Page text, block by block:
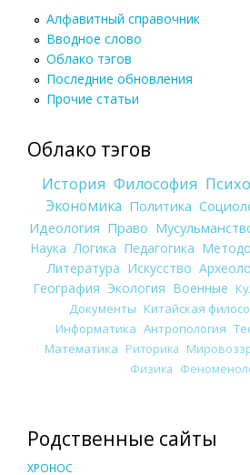
Алфавитный справочник
Вводное слово
Облако тэгов
Последние обновления
Прочие статьи
Облако тэгов
История Философия
Экономика Политика
Идеология Право
Наука Логика Педагогика
Литература Искусство
География Экология Военные
Документы Китайская
Информатика Антропология
Математика Риторика
Физика
Родственные сайты
ХРОНОС